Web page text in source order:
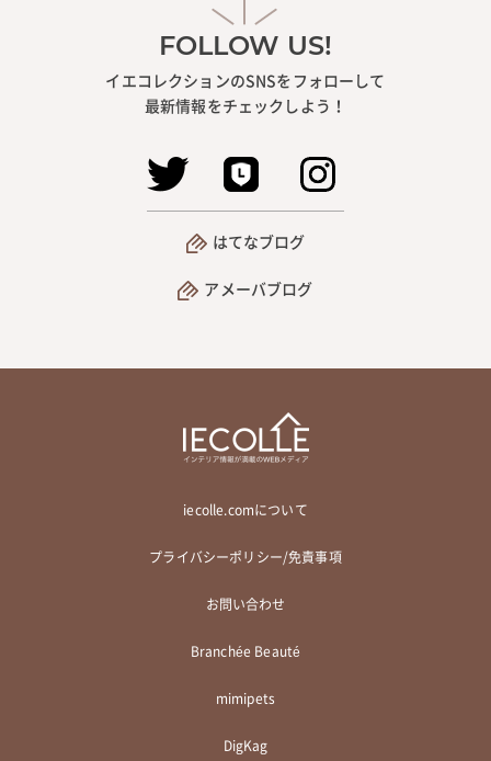
FOLLOW US!
イエコレクションのSNSをフォローして
最新情報をチェックしよう！
はてなブログ
アメーバブログ
iecolle.comについて
プライバシーポリシー/免責事項
お問い合わせ
Branchée Beauté
mimipets
DigKag